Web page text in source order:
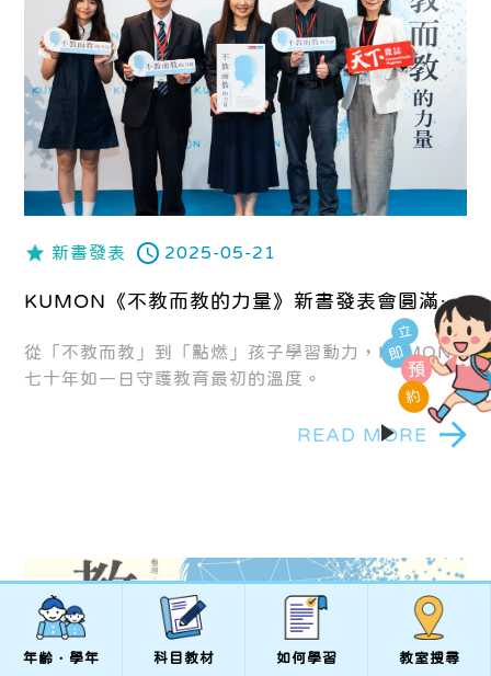
新書發表 2025-05-21
KUMON《不教而教的力量》新書發表會圓滿落
從「不教而教」到「點燃」孩子學習動力，KUMON
七十年如一日守護教育最初的溫度。
READ MORE
立
即
預
約
年齡．學年 科目教材 如何學習 教室搜尋